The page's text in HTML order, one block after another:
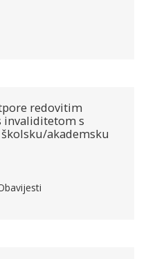
redovitim
invaliditetom s
akademsku